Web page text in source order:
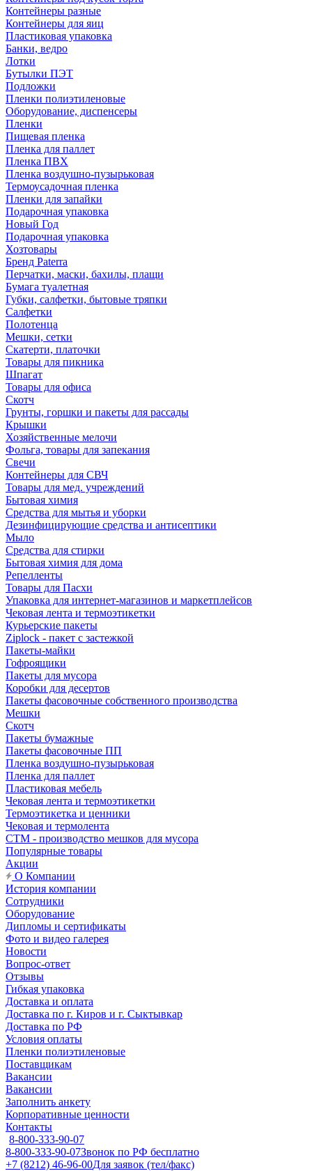
Контейнеры разные
Контейнеры для яиц
Пластиковая упаковка
Банки, ведро
Лотки
Бутылки ПЭТ
Подложки
Пленки полиэтиленовые
Оборудование, диспенсеры
Пленки
Пищевая пленка
Пленка для паллет
Пленка ПВХ
Пленка воздушно-пузырьковая
Термоусадочная пленка
Пленки для запайки
Подарочная упаковка
Новый Год
Подарочная упаковка
Хозтовары
Бренд Paterra
Перчатки, маски, бахилы, плащи
Бумага туалетная
Губки, салфетки, бытовые тряпки
Салфетки
Полотенца
Мешки, сетки
Скатерти, платочки
Товары для пикника
Шпагат
Товары для офиса
Скотч
Грунты, горшки и пакеты для рассады
Крышки
Хозяйственные мелочи
Фольга, товары для запекания
Свечи
Контейнеры для СВЧ
Товары для мед. учреждений
Бытовая химия
Средства для мытья и уборки
Дезинфицирующие средства и антисептики
Мыло
Средства для стирки
Бытовая химия для дома
Репелленты
Товары для Пасхи
Упаковка для интернет-магазинов и маркетплейсов
Чековая лента и термоэтикетки
Курьерские пакеты
Ziplock - пакет с застежкой
Пакеты-майки
Гофроящики
Пакеты для мусора
Коробки для десертов
Пакеты фасовочные собственного производства
Мешки
Скотч
Пакеты бумажные
Пакеты фасовочные ПП
Пленка воздушно-пузырьковая
Пленка для паллет
Пластиковая мебель
Чековая лента и термоэтикетки
Термоэтикетка и ценники
Чековая и термолента
СТМ - производство мешков для мусора
Популярные товары
Акции
О Компании
История компании
Сотрудники
Оборудование
Дипломы и сертификаты
Фото и видео галерея
Новости
Вопрос-ответ
Отзывы
Гибкая упаковка
Доставка и оплата
Доставка по г. Киров и г. Сыктывкар
Доставка по РФ
Условия оплаты
Пленки полиэтиленовые
Поставщикам
Вакансии
Вакансии
Заполнить анкету
Корпоративные ценности
Контакты
8-800-333-90-07
8-800-333-90-07Звонок по РФ бесплатно
+7 (8212) 46-96-00Для заявок (тел/факс)